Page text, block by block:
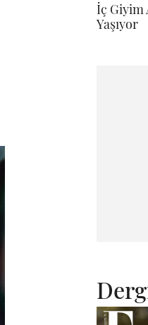
İç Giyim
Yaşıyor